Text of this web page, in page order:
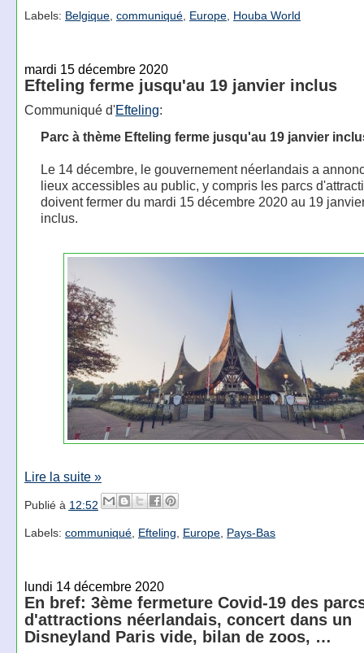
Labels: Belgique, communiqué, Europe, Houba World
mardi 15 décembre 2020
Efteling ferme jusqu'au 19 janvier inclus
Communiqué d'Efteling:
Parc à thème Efteling ferme jusqu'au 19 janvier
Le 14 décembre, le gouvernement néerlandais a
lieux accessibles au public, y compris les parcs
doivent fermer du mardi 15 décembre 2020 au 19
inclus.
Lire la suite »
Publié à 12:52
Labels: communiqué, Efteling Europe, Pays-Bas
lundi 14 décembre 2020
En bref: 3ème fermeture Covid-19 des
d'attractions néerlandais, concert dans un
Disneyland Paris vide, bilan de zoos, …